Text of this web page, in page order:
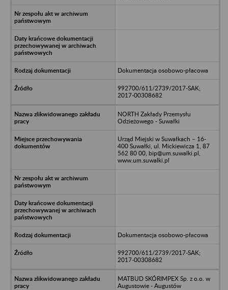
Dokumentacja osobowo-płacowa
992700/611/2739/2017-SAK;
2017-00308682
NORTH Zakłady Przemysłu
Odzieżowego - Suwałki
Urząd Miejski w Suwałkach – 16-
400 Suwałki, ul. Mickiewicza 1, 87
562 80 00, bip@um.suwalki.pl,
www.um.suwalki.pl
Dokumentacja osobowo-płacowa
992700/611/2739/2017-SAK;
2017-00308682
MATBUD SKÓRIMPEX Sp. z o.o. w
Augustowie - Augustów